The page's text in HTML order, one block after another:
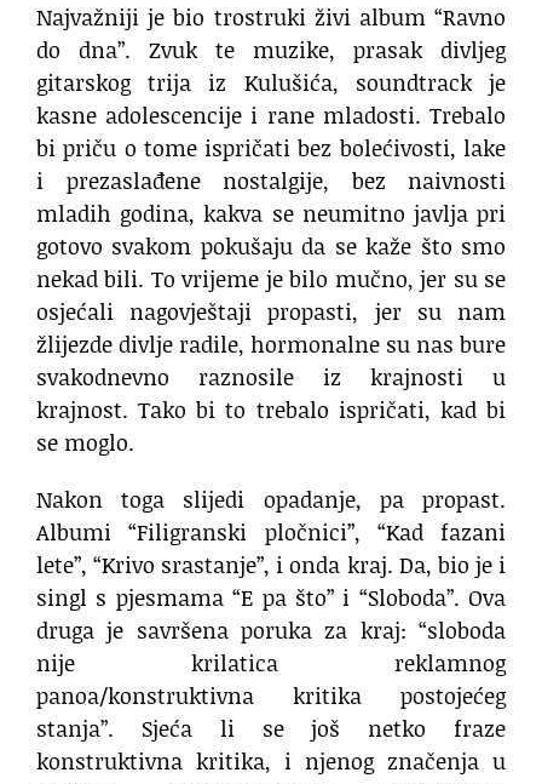
Najvažniji je bio trostruki živi album “Ravno
do dna”. Zvuk te muzike, prasak divljeg
gitarskog trija iz Kulušića, soundtrack je
kasne adolescencije i rane mladosti. Trebalo
bi priču o tome ispričati bez bolećivosti, lake
i prezaslađene nostalgije, bez naivnosti
mladih godina, kakva se neumitno javlja pri
gotovo svakom pokušaju da se kaže što smo
nekad bili. To vrijeme je bilo mučno, jer su se
osjećali nagovještaji propasti, jer su nam
žlijezde divlje radile, hormonalne su nas bure
svakodnevno raznosile iz krajnosti u
krajnost. Tako bi to trebalo ispričati, kad bi
se moglo.
Nakon toga slijedi opadanje, pa propast.
Albumi “Filigranski pločnici”, “Kad fazani
lete”, “Krivo srastanje”, i onda kraj. Da, bio je i
singl s pjesmama “E pa što” i “Sloboda”. Ova
druga je savršena poruka za kraj: “sloboda
nije krilatica reklamnog
panoa/konstruktivna kritika postojećeg
stanja”. Sjeća li se još netko fraze
konstruktivna kritika, i njenog značenja u